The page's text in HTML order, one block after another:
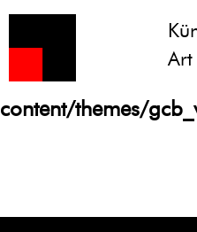
Notice
: Undefined
/homepages/21/
content/themes/
Art